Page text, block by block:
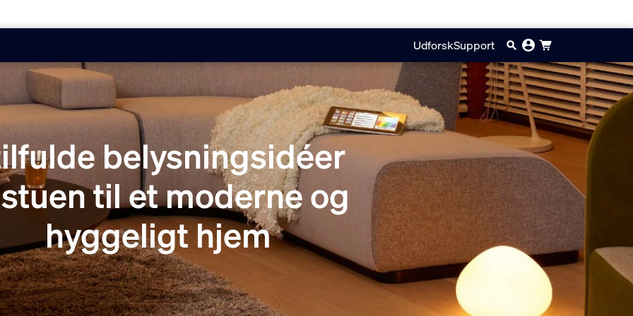
UdforskSupport
belysningsidéer
til et moderne og
hyggeligt hjem